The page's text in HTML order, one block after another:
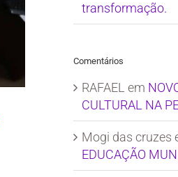
transformação.
Comentários
RAFAEL em
CULTURAL NA
Mogi das cruzes
EDUCAÇÃO